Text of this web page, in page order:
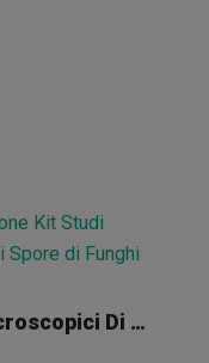
Kit Studi Microscopici Di Spore Di Funghi (con Busta)